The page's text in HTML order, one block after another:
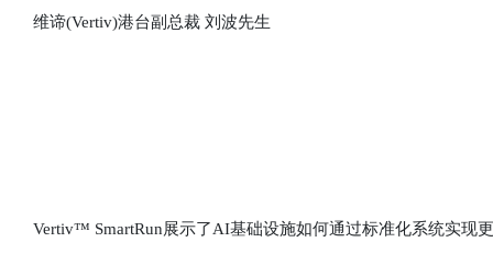
维谛(Vertiv)港台副总裁 刘波先生
Vertiv™ SmartRun展示了AI基础设施如何通过标准化系统实现